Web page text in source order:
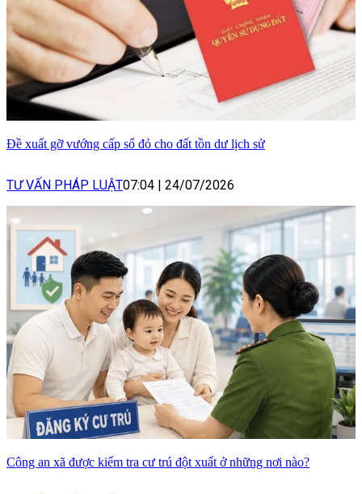
Đề xuất gỡ vướng cấp sổ đỏ cho đất tồn dư lịch sử
TƯ VẤN PHÁP LUẬT07:04 24/07/2026
Công an xã được kiểm tra cư trú đột xuất ở những nơi nào?